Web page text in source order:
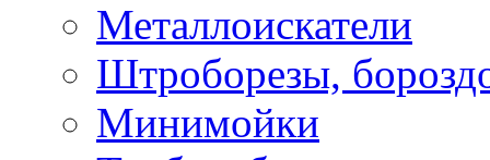
Металлоискатели
Штроборезы,
Минимойки